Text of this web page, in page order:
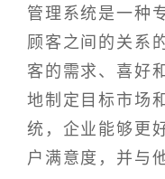
管理系统是一种
顾客之间的关系
客的需求、喜好
地制定目标市场
统，企业能够更
户满意度，并与